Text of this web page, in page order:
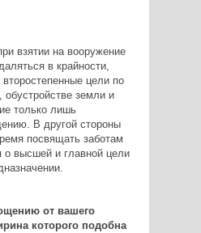
взятии на вооружение
в крайности,
цели по
земли и
только лишь
В другой стороны
посвящать заботам
о высшей и главной цели
от вашего
которого подобна